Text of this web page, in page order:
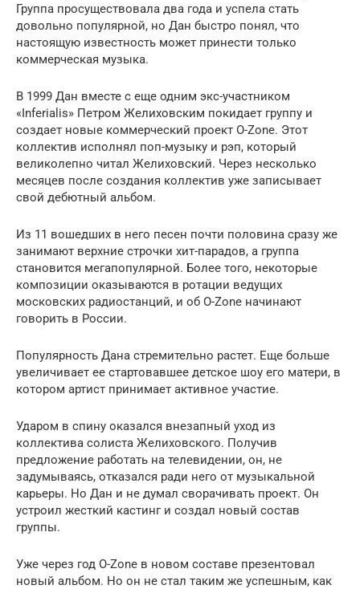
Группа просуществовала два года и успела стать
довольно популярной, но Дан быстро понял, что
настоящую известность может принести только
коммерческая музыка.
В 1999 Дан вместе с еще одним экс-участником
«Inferialis» Петром Желиховским покидает группу и
создает новые коммерческий проект O-Zone. Этот
коллектив исполнял поп-музыку и рэп, который
великолепно читал Желиховский. Через несколько
месяцев после создания коллектив уже записывает
свой дебютный альбом.
Из 11 вошедших в него песен почти половина сразу же
занимают верхние строчки хит-парадов, а группа
становится мегапопулярной. Более того, некоторые
композиции оказываются в ротации ведущих
московских радиостанций, и об O-Zone начинают
говорить в России.
Популярность Дана стремительно растет. Еще больше
увеличивает ее стартовавшее детское шоу его матери, в
котором артист принимает активное участие.
Ударом в спину оказался внезапный уход из
коллектива солиста Желиховского. Получив
предложение работать на телевидении, он, не
задумываясь, отказался ради него от музыкальной
карьеры. Но Дан и не думал сворачивать проект. Он
устроил жесткий кастинг и создал новый состав
группы.
Уже через год O-Zone в новом составе презентовал
новый альбом. Но он не стал таким же успешным, как